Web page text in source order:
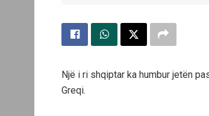
Një i ri shqiptar ka humbur jetën
Greqi.